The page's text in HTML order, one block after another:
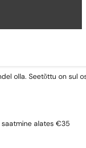
olla. Seetõttu on sul
saatmine alates €35